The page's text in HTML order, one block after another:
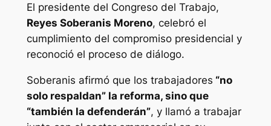
El presidente del Congreso del Trabajo,
Reyes Soberanis Moreno, celebró el
cumplimiento del compromiso presidencial y
reconoció el proceso de diálogo.
Soberanis afirmó que los trabajadores “no
solo respaldan” la reforma, sino que
“también la defenderán”, y llamó a trabajar